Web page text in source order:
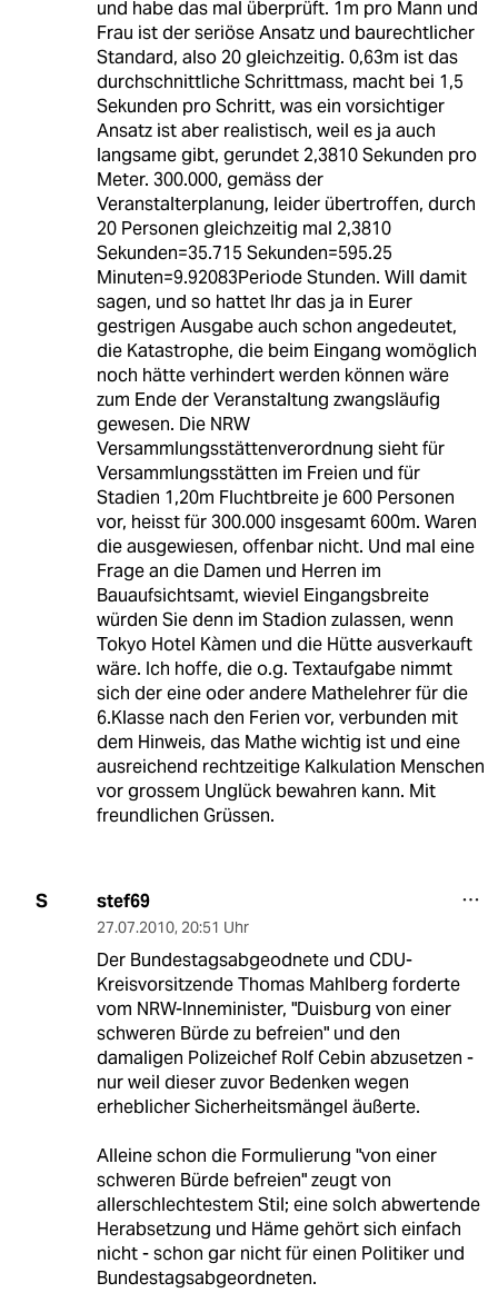
und habe das mal überprüft. 1m pro Mann und
Frau ist der seriöse Ansatz und baurechtlicher
Standard, also 20 gleichzeitig. 0,63m ist das
durchschnittliche Schrittmass, macht bei 1,5
Sekunden pro Schritt, was ein vorsichtiger
Ansatz ist aber realistisch, weil es ja auch
langsame gibt, gerundet 2,3810 Sekunden pro
Meter. 300.000, gemäss der
Veranstalterplanung, leider übertroffen, durch
20 Personen gleichzeitig mal 2,3810
Sekunden=35.715 Sekunden=595.25
Minuten=9.92083Periode Stunden. Will damit
sagen, und so hattet Ihr das ja in Eurer
gestrigen Ausgabe auch schon angedeutet,
die Katastrophe, die beim Eingang womöglich
noch hätte verhindert werden können wäre
zum Ende der Veranstaltung zwangsläufig
gewesen. Die NRW
Versammlungsstättenverordnung sieht für
Versammlungsstätten im Freien und für
Stadien 1,20m Fluchtbreite je 600 Personen
vor, heisst für 300.000 insgesamt 600m. Waren
die ausgewiesen, offenbar nicht. Und mal eine
Frage an die Damen und Herren im
Bauaufsichtsamt, wieviel Eingangsbreite
würden Sie denn im Stadion zulassen, wenn
Tokyo Hotel Kàmen und die Hütte ausverkauft
wäre. Ich hoffe, die o.g. Textaufgabe nimmt
sich der eine oder andere Mathelehrer für die
6.Klasse nach den Ferien vor, verbunden mit
dem Hinweis, das Mathe wichtig ist und eine
ausreichend rechtzeitige Kalkulation Menschen
vor grossem Unglück bewahren kann. Mit
freundlichen Grüssen.
S stef69
27.07.2010, 20:51 Uhr
Der Bundestagsabgeodnete und CDU-
Kreisvorsitzende Thomas Mahlberg forderte
vom NRW-Inneminister, "Duisburg von einer
schweren Bürde zu befreien" und den
damaligen Polizeichef Rolf Cebin abzusetzen -
nur weil dieser zuvor Bedenken wegen
erheblicher Sicherheitsmängel äußerte.
Alleine schon die Formulierung "von einer
schweren Bürde befreien" zeugt von
allerschlechtestem Stil; eine solch abwertende
Herabsetzung und Häme gehört sich einfach
nicht - schon gar nicht für einen Politiker und
Bundestagsabgeordneten.